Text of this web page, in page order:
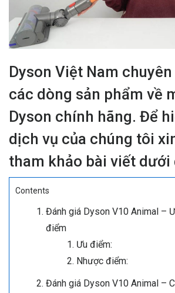
Dyson Việt Nam
các dòng sản phẩm về
Dyson chính hãng. Để
dịch vụ của chúng tôi
tham khảo bài viết dưới
Contents
Đánh giá Dyson V10 Animal –
điểm
Ưu điểm:
Nhược điểm:
Đánh giá Dyson V10 Animal –